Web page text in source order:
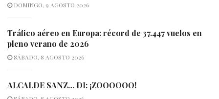
DOMINGO, 9 AGOSTO 2026
Tráfico aéreo en Europa: récord de 37.447 vuelos en
pleno verano de 2026
SÁBADO, 8 AGOSTO 2026
ALCALDE SANZ… DI: ¡ZOOOOOO!